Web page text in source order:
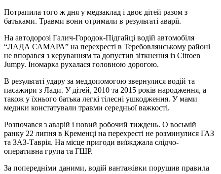
Потрапила того ж дня у медзаклад і двоє дітей разом з
батьками. Травми вони отримали в результаті аварії.
На автодорозі Галич-Городок-Підгайці водій автомобіля
“ЛАДА САМАРА” на перехресті в Теребовлянському районі
не впорався з керуванням та допустив зіткнення із Citroen
Jumpy. Іномарка рухалася головною дорогою.
В результаті удару за меддопомогою звернулися водій та
пасажири з Лади. У дітей, 2010 та 2015 років народження, а
також у їхнього батька легкі тілесні ушкодження. У мами
медики констатували травми середньої важкості.
Розпочався з аварій і новий робочий тиждень. О восьмій
ранку 22 липня в Кременці на перехресті не розминулися ГАЗ
та ЗАЗ-Таврія. На місце пригоди виїжджала слідчо-
оперативна група та ГШР.
За попередніми даними, водій вантажівки порушив правила